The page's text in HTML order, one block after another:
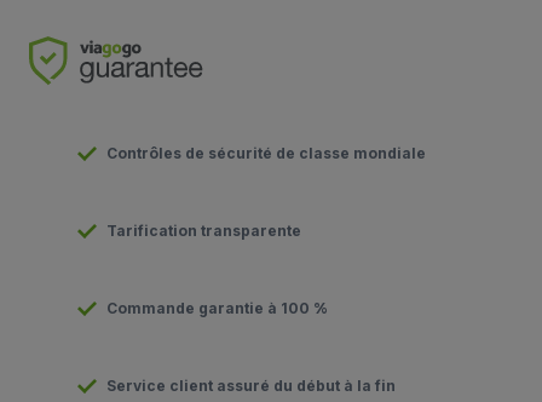
Contrôles de sécurité de classe mondiale
Tarification transparente
Commande garantie à 100 %
Service client assuré du début à la fin